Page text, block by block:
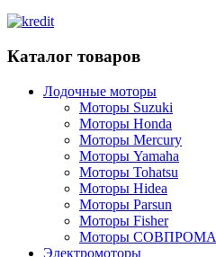
Каталог товаров
Лодочные моторы
Моторы Suzuki
Моторы Honda
Моторы Mercury
Моторы Yamaha
Моторы Tohatsu
Моторы Hidea
Моторы Parsun
Моторы Fisher
Моторы СОВПРОМА
Электромоторы